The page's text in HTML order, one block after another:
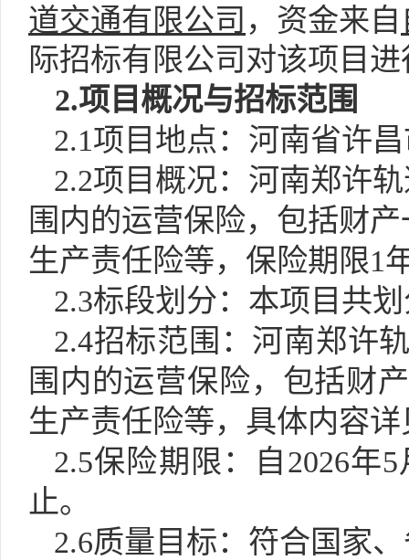
道交通有限公司 ， 资金来自
际招标有限公司 对该项目
2.项目概况与招标范围
2.1项目 地点：河南省许昌
2.2项目概况： 河南郑许
围内的运营保险，包括财
生产责任险等， 保险期限1
2.3标段划分：本项目共
2.4招标范围： 河南郑许
围内的运营保险，包括财
生产责任险等，具体内容
2.5保险期限：自 2026年
止。
2.6质量目标：符合国家